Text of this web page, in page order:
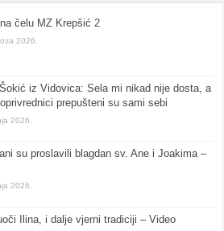
čelu MZ Krepšić 2
2026.
iz Vidovica: Sela mi nikad nije dosta, a
prepušteni su sami sebi
2026.
su proslavili blagdan sv. Ane i Joakima –
2026.
Ilina, i dalje vjerni tradiciji – Video